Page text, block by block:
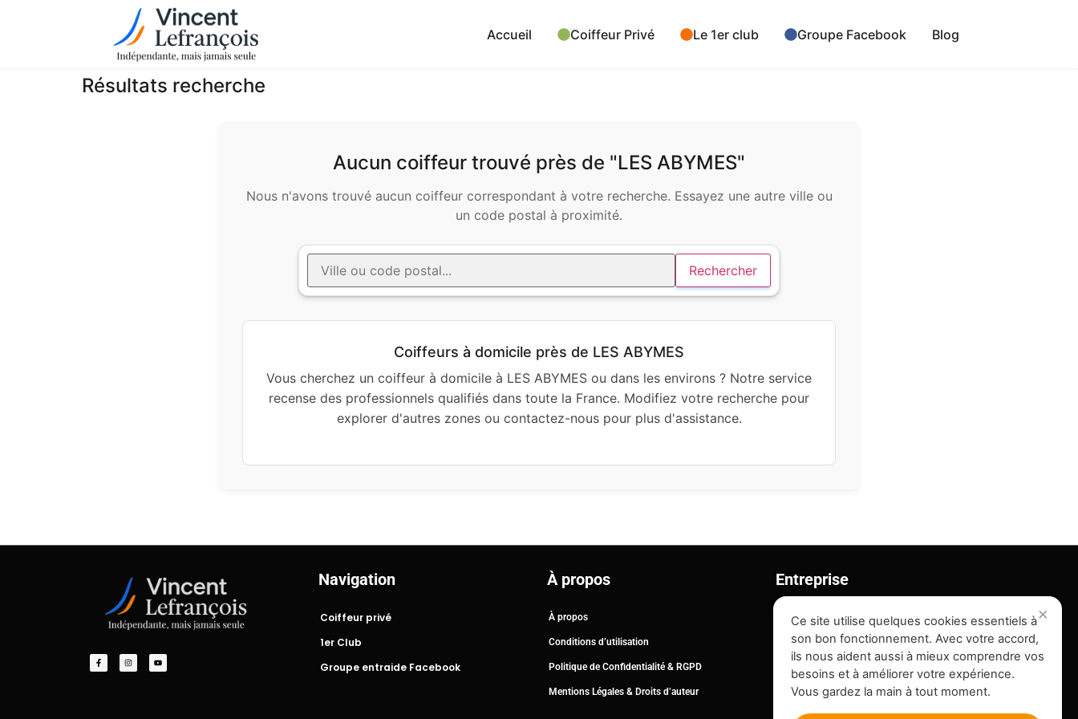
Accueil Coiffeur Privé Le 1er club Groupe Facebook Blog
Résultats recherche
Aucun coiffeur trouvé près de "LES ABYMES"
Nous n'avons trouvé aucun coiffeur correspondant à votre recherche. Essayez une autre ville ou
un code postal à proximité.
Rechercher
Coiffeurs à domicile près de LES ABYMES
Vous cherchez un coiffeur à domicile à LES ABYMES ou dans les environs ? Notre service
recense des professionnels qualifiés dans toute la France. Modifiez votre recherche pour
explorer d'autres zones ou contactez-nous pour plus d'assistance.
Navigation
Coiffeur privé
1er Club
Groupe entraide Facebook
À propos
À propos
Conditions d’utilisation
Politique de Confidentialité & RGPD
Mentions Légales & Droits d’auteur
Entreprise
Contact
On recrute !
Plan du Site
Ce site utilise quelques cookies essentiels à
son bon fonctionnement. Avec votre accord,
ils nous aident aussi à mieux comprendre vos
besoins et à améliorer votre expérience.
Vous gardez la main à tout moment.